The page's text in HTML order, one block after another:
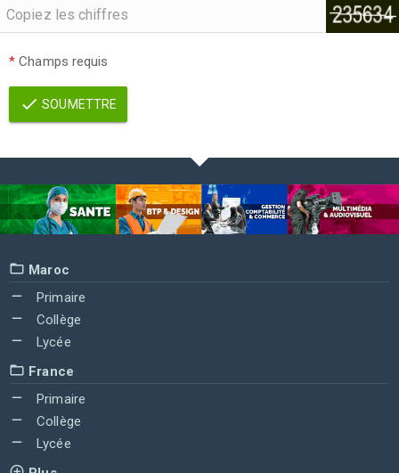
* Champs requis
SOUMETTRE
Maroc
Primaire
Collège
Lycée
France
Primaire
Collège
Lycée